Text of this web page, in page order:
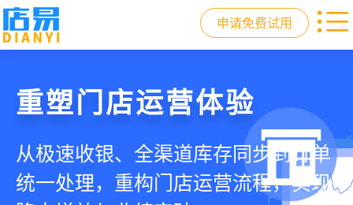
申请免费试用
门店收银，就用店易
智慧收银+商品库存+会员增长+小程序
商城，一套系统解决开店管店及业绩
重塑门店运营体验
从极速收银、全渠道库存同步到订单
统一处理，重构门店运营流程，实现
驱动私域会员增长
从支付即会员、精准营销到优惠券互
通，驱动私域流量沉淀和会员复购，
快速拓展生意边界
借助小程序商城、线上引流到线下售
后，打通全域销售渠道，拓展生意边